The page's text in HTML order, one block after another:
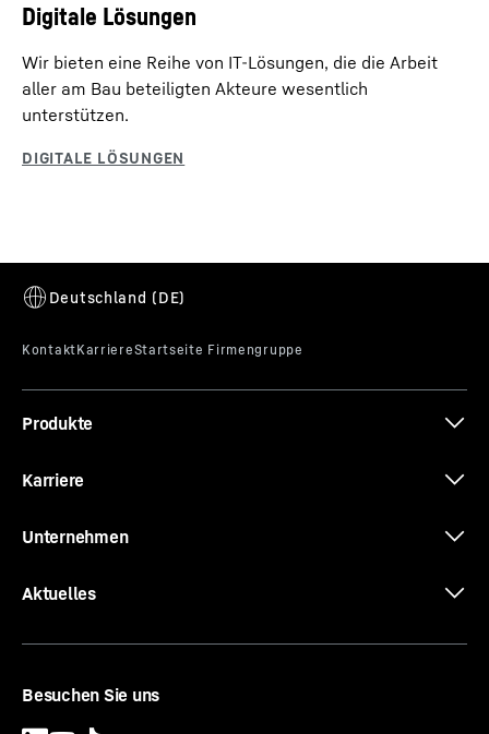
Digitale Lösungen
Wir bieten eine Reihe von IT-Lösungen, die die Arbeit
aller am Bau beteiligten Akteure wesentlich
unterstützen.
Produkte
Karriere
Unternehmen
Aktuelles
Besuchen Sie uns